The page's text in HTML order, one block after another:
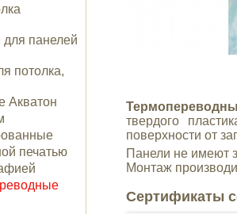
панелей
потолка,
Акватон
печатью
твердого
поверхности от
Панели не имеют
Монтаж
Сертификаты